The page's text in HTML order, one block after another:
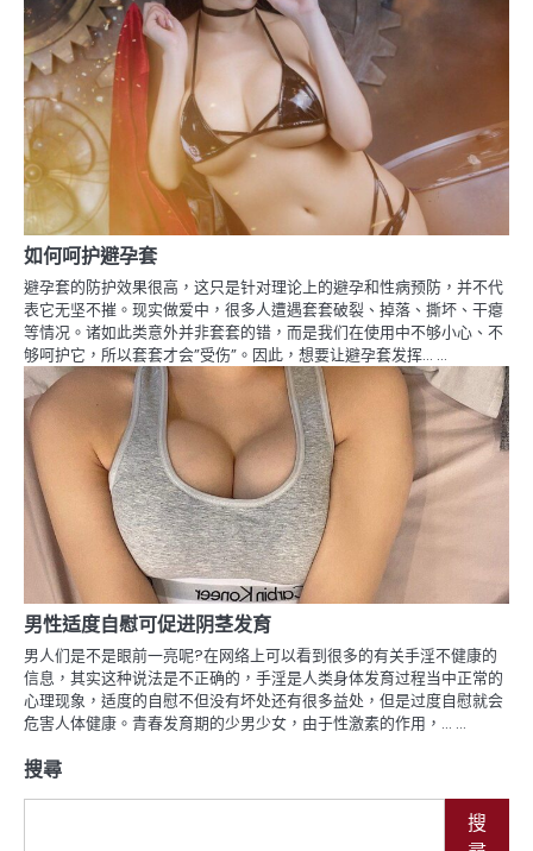
如何呵护避孕套
避孕套的防护效果很高，这只是针对理论上的避孕和性病预防，并不代
表它无坚不摧。现实做爱中，很多人遭遇套套破裂、掉落、撕坏、干瘪
等情况。诸如此类意外并非套套的错，而是我们在使用中不够小心、不
够呵护它，所以套套才会”受伤”。因此，想要让避孕套发挥… …
男性适度自慰可促进阴茎发育
男人们是不是眼前一亮呢?在网络上可以看到很多的有关手淫不健康的
信息，其实这种说法是不正确的，手淫是人类身体发育过程当中正常的
心理现象，适度的自慰不但没有坏处还有很多益处，但是过度自慰就会
危害人体健康。青春发育期的少男少女，由于性激素的作用，… …
搜尋
搜